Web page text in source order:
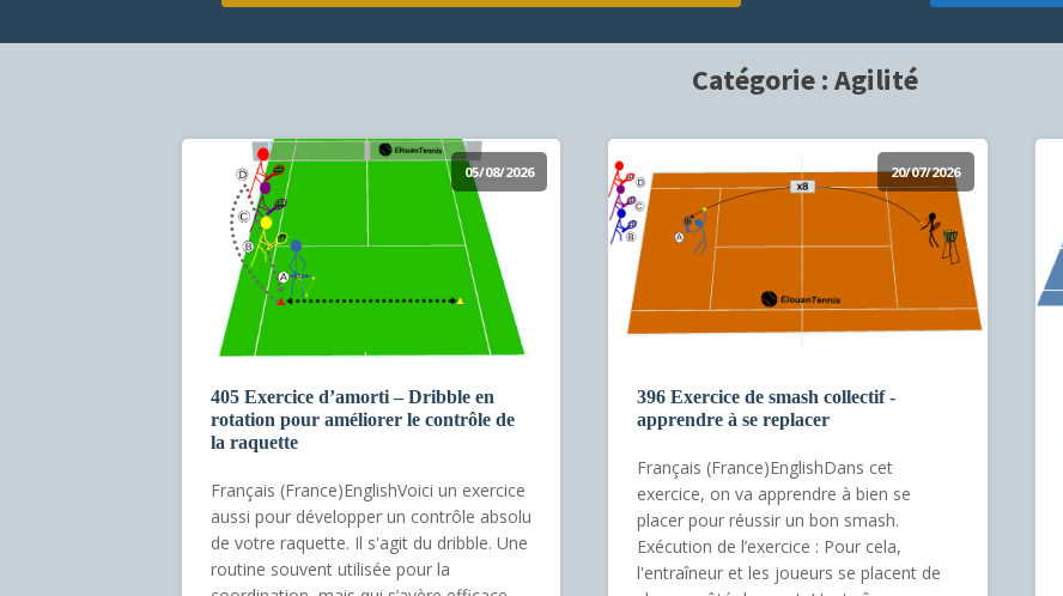
Catégorie :Agilité
05/08/2026
405 Exercice d’amorti – Dribble en
rotation pour améliorer le contrôle de
la raquette
Français (France)EnglishVoici un exercice
aussi pour développer un contrôle absolu
de votre raquette. Il s'agit du dribble. Une
routine souvent utilisée pour la
20/07/2026
396 Exercice de smash collectif -
apprendre à se replacer
Français (France)EnglishDans cet
exercice, on va apprendre à bien se
placer pour réussir un bon smash.
Exécution de l’exercice : Pour cela,
l'entraîneur et les joueurs se placent de